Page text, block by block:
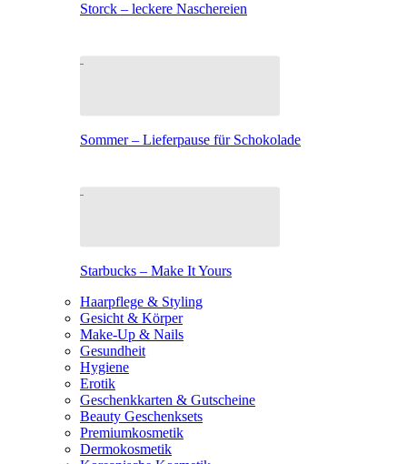
Storck – leckere Naschereien
Sommer – Lieferpause für Schokolade
Starbucks – Make It Yours
Haarpflege & Styling
Gesicht & Körper
Make-Up & Nails
Gesundheit
Hygiene
Erotik
Geschenkkarten & Gutscheine
Beauty Geschenksets
Premiumkosmetik
Dermokosmetik